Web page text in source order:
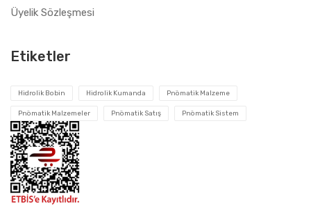
Üyelik Sözleşmesi
Etiketler
Hidrolik Bobin Hidrolik Kumanda Pnömatik Malzeme
Pnömatik Malzemeler Pnömatik Satış Pnömatik Sistem